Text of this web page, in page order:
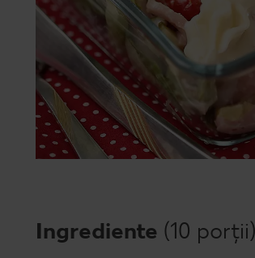
Ingrediente (10 porții)